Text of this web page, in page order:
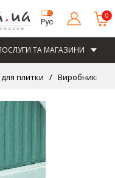
Рус
0
ТА МАГАЗИНИ
плитки Виробники